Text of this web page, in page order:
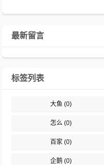
最新留言
标签列表
大鱼 (0)
怎么 (0)
百家 (0)
企鹅 (0)